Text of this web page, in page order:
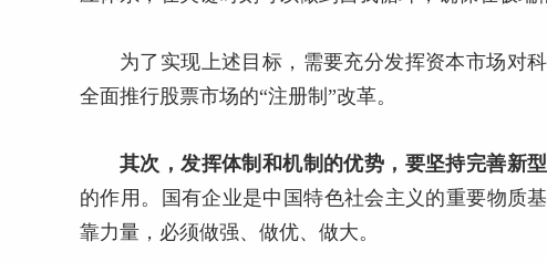
为了实现上述目标，需要充分发挥资本市场对
全面推行股票市场的“注册制”改革。
其次，发挥体制和机制的优势，要坚持完善新
的作用。国有企业是中国特色社会主义的重要物质
靠力量，必须做强、做优、做大。